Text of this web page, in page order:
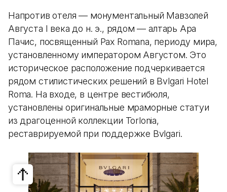
Напротив отеля — монументальный Мавзолей
Августа I века до н. э., рядом — алтарь Ара
Пачис, посвященный Pax Romana, периоду мира,
установленному императором Августом. Это
историческое расположение подчеркивается
рядом стилистических решений в Bvlgari Hotel
Roma. На входе, в центре вестибюля,
установлены оригинальные мраморные статуи
из драгоценной коллекции Torlonia,
реставрируемой при поддержке Bvlgari.